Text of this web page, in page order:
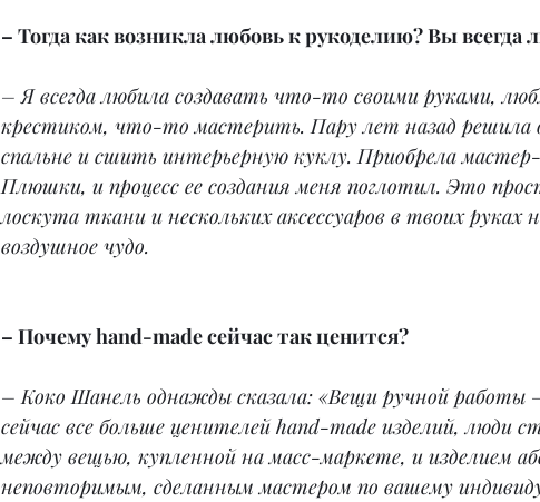
– Тогда как возникла любовь к рукоделию? Вы
– Я всегда любила создавать что-то своими руками,
крестиком, что-то мастерить. Пару лет назад решила
спальне и сшить интерьерную куклу. Приобрела
Плюшки, и процесс ее создания меня поглотил. Это
лоскута ткани и нескольких аксессуаров в твоих
воздушное чудо.
– Почему hand-made сейчас так ценится?
– Коко Шанель однажды сказала: «Вещи ручной работы
сейчас все больше ценителей hand-made изделий, люди
между вещью, купленной на масс-маркете, и изделием
неповторимым, сделанным мастером по вашему